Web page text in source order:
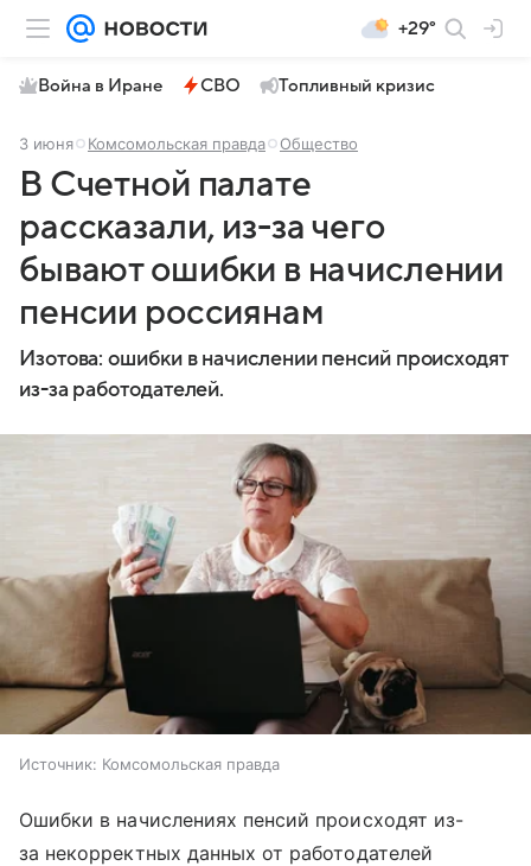
+29°
Война в Иране СВО Топливный кризис
3 июня Комсомольская правда Общество
В Счетной палате
рассказали, из-за чего
бывают ошибки в начислении
пенсии россиянам
Изотова: ошибки в начислении пенсий происходят
из-за работодателей.
Источник: Комсомольская правда
Ошибки в начислениях пенсий происходят из-
за некорректных данных от работодателей